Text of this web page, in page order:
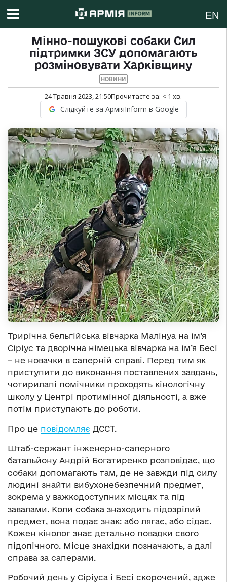
EN
Мінно-пошукові собаки Сил
підтримки ЗСУ допомагають
розміновувати Харківщину
НОВИНИ
24 Травня 2023, 21:50Прочитаєте за: < 1 хв.
Слідкуйте за АрміяInform в Google
Трирічна бельгійська вівчарка Малінуа на ім’я
Сіріус та дворічна німецька вівчарка на ім’я Бесі
– не новачки в саперній справі. Перед тим як
приступити до виконання поставлених завдань,
чотирилапі помічники проходять кінологічну
школу у Центрі протимінної діяльності, а вже
потім приступають до роботи.
Про це повідомляє ДССТ.
Штаб-сержант інженерно-саперного
батальйону Андрій Богатиренко розповідає, що
собаки допомагають там, де не завжди під силу
людині знайти вибухонебезпечний предмет,
зокрема у важкодоступних місцях та під
завалами. Коли собака знаходить підозрілий
предмет, вона подає знак: або лягає, або сідає.
Кожен кінолог знає детально повадки свого
підопічного. Місце знахідки позначають, а далі
справа за саперами.
Робочий день у Сіріуса і Бесі скорочений, адже